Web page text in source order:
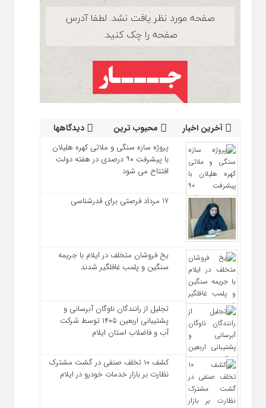
آخرین اخبار محبوب ترین دیدگاهها
پروژه سازه سنگی و ملاتی کهره هلیلان
با پیشرفت ۹۰ درصدی در هفته دولت
افتتاح می شود
17 مرداد فرصتی برای قدرشناسی
یخ‌ فروشان متخلف در ایلام با جریمه
سنگین و پلمب غافلگیر شدند
تجلیل از رانندگان ناوگان آبرسانی و
پشتیبانی اربعین ۱۴۰۵ توسط شرکت
آب و فاضلاب استان ایلام
کشف ۱۰ تخلف صنفی در گشت مشترک
نظارت بر بازار خدمات خودرو در ایلام